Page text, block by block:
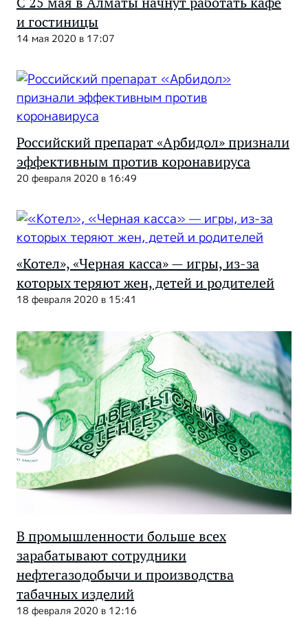
и гостиницы
14 мая 2020 в 17:07
Российский препарат «Арбидол» признали
эффективным против коронавируса
20 февраля 2020 в 16:49
«Котел», «Черная касса» — игры, из-за
которых теряют жен, детей и родителей
18 февраля 2020 в 15:41
В промышленности больше всех
зарабатывают сотрудники
нефтегазодобычи и производства
табачных изделий
18 февраля 2020 в 12:16